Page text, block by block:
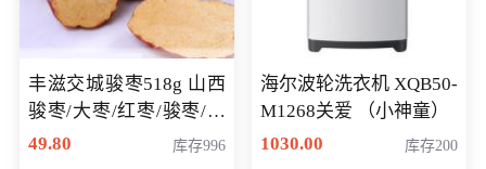
丰滋交城骏枣518g 山西
骏枣/大枣/红枣/骏枣/热
销千件/
49.80 库存996
海尔波轮洗衣机 XQB50-
M1268关爱 （小神童）
1030.00
库存200